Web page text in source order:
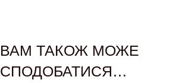
ВАМ ТАКОЖ МОЖЕ
СПОДОБАТИСЯ…